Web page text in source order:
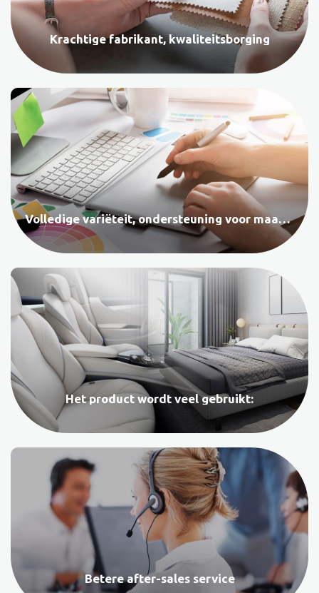
Krachtige fabrikant, kwaliteitsborging
Volledige variëteit, ondersteuning voor maatwerk
Het product wordt veel gebruikt:
Betere after-sales service